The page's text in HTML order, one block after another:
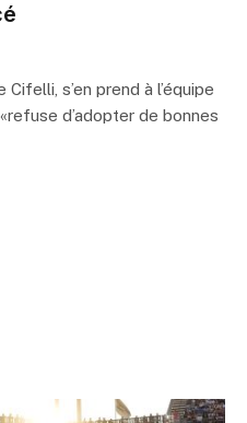
s’en prend à l’équipe
d’adopter de bonnes